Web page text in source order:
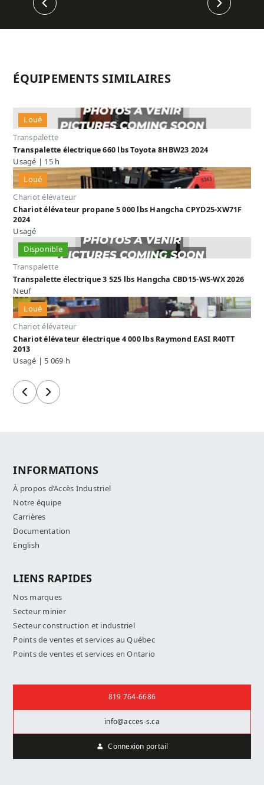
Précédent Suivant
ÉQUIPEMENTS SIMILAIRES
Loué
Transpalette
Transpalette électrique 660 lbs Toyota 8HBW23 2024
Usagé | 15 h
Loué
Chariot élévateur
Chariot élévateur propane 5 000 lbs Hangcha CPYD25-XW71F
2024
Usagé
Disponible
Transpalette
Transpalette électrique 3 525 lbs Hangcha CBD15-WS-WX 2026
Neuf
Loué
Chariot élévateur
Chariot élévateur électrique 4 000 lbs Raymond EASI R40TT
2013
Usagé | 5 069 h
PrécédentSuivant
INFORMATIONS
À propos d’Accès Industriel
Notre équipe
Carrières
Documentation
English
LIENS RAPIDES
Nos marques
Secteur minier
Secteur construction et industriel
Points de ventes et services au Québec
Points de ventes et services en Ontario
819 764-6686
info@acces-s.ca
Connexion portail